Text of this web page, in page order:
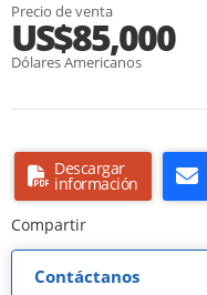
Precio de venta
US$85,000
Dólares Americanos
Descargar
información
Compartir
Contáctanos